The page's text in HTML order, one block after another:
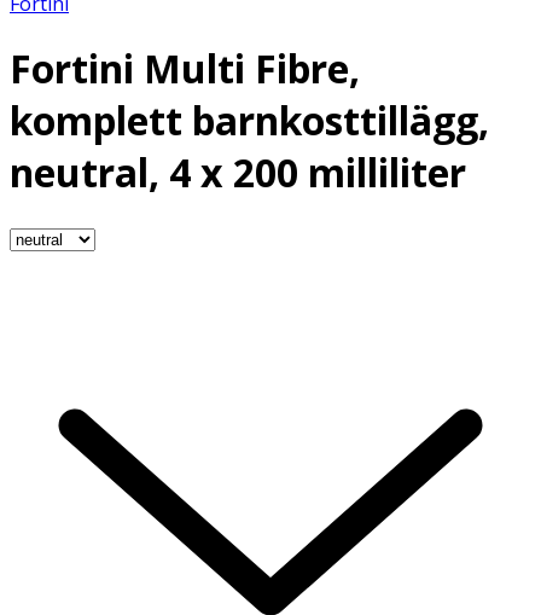
Fortini Multi Fibre,
komplett barnkosttillägg,
neutral, 4 x 200 milliliter